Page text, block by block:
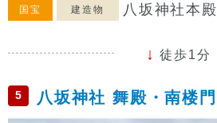
国宝 建造物 八坂神社本殿
徒歩1分
5 八坂神社 舞殿・南楼門